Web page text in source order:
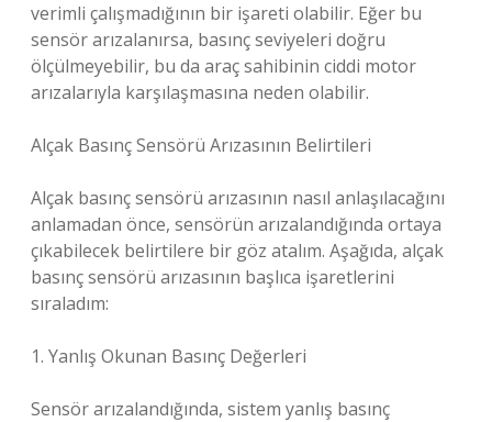
verimli çalışmadığının bir işareti olabilir. Eğer bu
sensör arızalanırsa, basınç seviyeleri doğru
ölçülmeyebilir, bu da araç sahibinin ciddi motor
arızalarıyla karşılaşmasına neden olabilir.
Alçak Basınç Sensörü Arızasının Belirtileri
Alçak basınç sensörü arızasının nasıl anlaşılacağını
anlamadan önce, sensörün arızalandığında ortaya
çıkabilecek belirtilere bir göz atalım. Aşağıda, alçak
basınç sensörü arızasının başlıca işaretlerini
sıraladım:
1. Yanlış Okunan Basınç Değerleri
Sensör arızalandığında, sistem yanlış basınç